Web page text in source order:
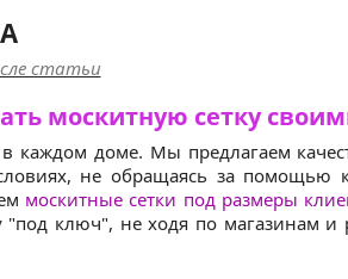
статьи
москитную сетку
каждом доме. Мы предлагаем
не обращаясь за помощью
москитные сетки под размеры
"под ключ", не ходя по магазинам